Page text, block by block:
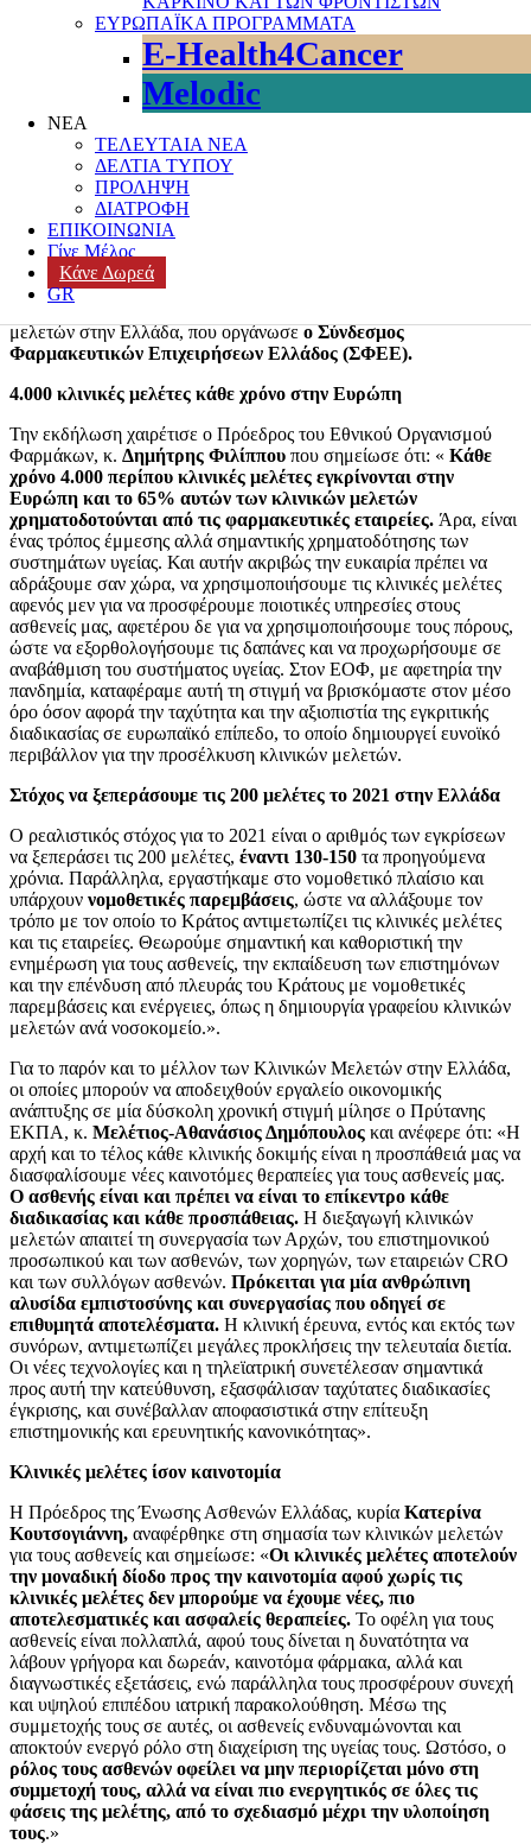
ΕΥΡΩΠΑΪΚΑ ΠΡΟΓΡΑΜΜΑΤΑ
E-Health4Cancer
Melodic
ΝΕΑ
ΤΕΛΕΥΤΑΙΑ ΝΕΑ
ΔΕΛΤΙΑ ΤΥΠΟΥ
ΠΡΟΛΗΨΗ
ΔΙΑΤΡΟΦΗ
ΕΠΙΚΟΙΝΩΝΙΑ
Γίνε Μέλος
Κάνε Δωρεά
GR
μελέτες- απορροφά 100 εκατ. ευρώ, την ώρα που στην Ευρώπη
επενδύονται ετησίως πάνω από 36 δις ευρώ- διαθέτειυψηλή
ποιότητα κλινικών μελετών. Το στοιχείο εκείνο που πρέπει να
αλλάξει, είναι η μείωση της γραφειοκρατίας και τα χαρακτηριστικά
των κλινικών μελετών, προκειμένου να εισαχθούν
ασθενείςστη διαδικασία. Ένα μοντέρνο ψηφιοποιημένο
πληροφοριακό σύστημα εξοπλισμού εγκατεστημένο
νοσοκομεία,θα μπορούσε να λειτουργήσει επίσης, ιδιαίτερα
υποστηρικτικά.
Επιπλέον, οι κλινικές μελέτες, αποτελούν το
που μπορεί να προσφέρει καινοτομία.
Τα παραπάνω τονίστηκαν στη διάρκεια διαδικτυακής συνέντευξης
μελετών στην Ελλάδα, που οργάνωσεο Σύνδεσμος
Φαρμακευτικών Επιχειρήσεων Ελλάδος (ΣΦΕΕ).
4.000 κλινικές μελέτες κάθε χρόνο στην Ευρώπη
Την εκδήλωση χαιρέτισε ο Πρόεδρος του Εθνικού Οργανισμού
Φαρμάκων, κ. Δημήτρης Φιλίππου που σημείωσε ότι: « Κάθε
χρόνο 4.000 περίπου κλινικές μελέτες εγκρίνονται στην
Ευρώπη και το 65% αυτών των κλινικών μελετών
χρηματοδοτούνται από τις φαρμακευτικές εταιρείες. Άρα, είναι
ένας τρόπος έμμεσης αλλά σημαντικής χρηματοδότησης των
συστημάτων υγείας. Και αυτήν ακριβώς την ευκαιρία πρέπει να
αδράξουμε σαν χώρα, να χρησιμοποιήσουμε τις κλινικές μελέτες
αφενός μεν για να προσφέρουμε ποιοτικές υπηρεσίες στους
ασθενείς μας, αφετέρου δε για να χρησιμοποιήσουμε τους πόρους,
ώστε να εξορθολογήσουμε τις δαπάνες και να προχωρήσουμε σε
αναβάθμιση του συστήματος υγείας. Στον ΕΟΦ, με αφετηρία την
πανδημία, καταφέραμε αυτή τη στιγμή να βρισκόμαστε στον μέσο
όρο όσον αφορά την ταχύτητα και την αξιοπιστία της εγκριτικής
διαδικασίας σε ευρωπαϊκό επίπεδο, το οποίο δημιουργεί ευνοϊκό
περιβάλλον για την προσέλκυση κλινικών μελετών.
Στόχος να ξεπεράσουμε τις 200 μελέτες το 2021 στην Ελλάδα
Ο ρεαλιστικός στόχος για το 2021 είναι ο αριθμός των εγκρίσεων
να ξεπεράσει τις 200 μελέτες, έναντι 130-150 τα προηγούμενα
χρόνια. Παράλληλα, εργαστήκαμε στο νομοθετικό πλαίσιο και
υπάρχουν νομοθετικές παρεμβάσεις, ώστε να αλλάξουμε τον
τρόπο με τον οποίο το Κράτος αντιμετωπίζει τις κλινικές μελέτες
και τις εταιρείες. Θεωρούμε σημαντική και καθοριστική την
ενημέρωση για τους ασθενείς, την εκπαίδευση των επιστημόνων
και την επένδυση από πλευράς του Κράτους με νομοθετικές
παρεμβάσεις και ενέργειες, όπως η δημιουργία γραφείου κλινικών
μελετών ανά νοσοκομείο.».
Για το παρόν και το μέλλον των Κλινικών Μελετών στην Ελλάδα,
οι οποίες μπορούν να αποδειχθούν εργαλείο οικονομικής
ανάπτυξης σε μία δύσκολη χρονική στιγμή μίλησε ο Πρύτανης
ΕΚΠΑ, κ. Μελέτιος-Αθανάσιος Δημόπουλος και ανέφερε ότι: «Η
αρχή και το τέλος κάθε κλινικής δοκιμής είναι η προσπάθειά μας να
διασφαλίσουμε νέες καινοτόμες θεραπείες για τους ασθενείς μας.
Ο ασθενής είναι και πρέπει να είναι το επίκεντρο κάθε
διαδικασίας και κάθε προσπάθειας. Η διεξαγωγή κλινικών
μελετών απαιτεί τη συνεργασία των Αρχών, του επιστημονικού
προσωπικού και των ασθενών, των χορηγών, των εταιρειών CRO
και των συλλόγων ασθενών. Πρόκειται για μία ανθρώπινη
αλυσίδα εμπιστοσύνης και συνεργασίας που οδηγεί σε
επιθυμητά αποτελέσματα. Η κλινική έρευνα, εντός και εκτός των
συνόρων, αντιμετωπίζει μεγάλες προκλήσεις την τελευταία διετία.
Οι νέες τεχνολογίες και η τηλεϊατρική συνετέλεσαν σημαντικά
προς αυτή την κατεύθυνση, εξασφάλισαν ταχύτατες διαδικασίες
έγκρισης, και συνέβαλλαν αποφασιστικά στην επίτευξη
επιστημονικής και ερευνητικής κανονικότητας».
Κλινικές μελέτες ίσον καινοτομία
Η Πρόεδρος της Ένωσης Ασθενών Ελλάδας, κυρία Κατερίνα
Κουτσογιάννη, αναφέρθηκε στη σημασία των κλινικών μελετών
για τους ασθενείς και σημείωσε: «Οι κλινικές μελέτες αποτελούν
την μοναδική δίοδο προς την καινοτομία αφού χωρίς τις
κλινικές μελέτες δεν μπορούμε να έχουμε νέες, πιο
αποτελεσματικές και ασφαλείς θεραπείες. Το οφέλη για τους
ασθενείς είναι πολλαπλά, αφού τους δίνεται η δυνατότητα να
λάβουν γρήγορα και δωρεάν, καινοτόμα φάρμακα, αλλά και
διαγνωστικές εξετάσεις, ενώ παράλληλα τους προσφέρουν συνεχή
και υψηλού επιπέδου ιατρική παρακολούθηση. Μέσω της
συμμετοχής τους σε αυτές, οι ασθενείς ενδυναμώνονται και
αποκτούν ενεργό ρόλο στη διαχείριση της υγείας τους. Ωστόσο, ο
ρόλος τους ασθενών οφείλει να μην περιορίζεται μόνο στη
συμμετοχή τους, αλλά να είναι πιο ενεργητικός σε όλες τις
φάσεις της μελέτης, από το σχεδιασμό μέχρι την υλοποίηση
τους.»